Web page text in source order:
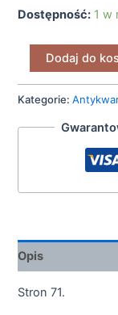
Dostępność: 1 w
Dodaj do
Kategorie:
Opis
Stron 71.